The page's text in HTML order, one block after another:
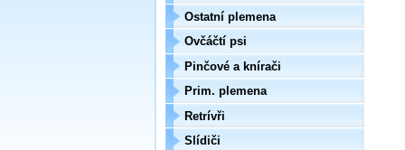
Ostatní plemena
Ovčáčtí psi
Pinčové a knírači
Prim. plemena
Retrívři
Slídiči